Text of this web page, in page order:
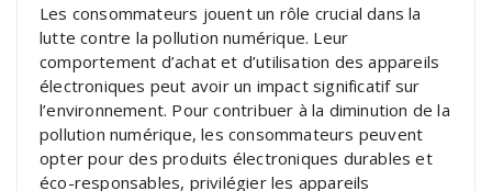
Les consommateurs jouent un rôle crucial dans la
lutte contre la pollution numérique. Leur
comportement d’achat et d’utilisation des appareils
électroniques peut avoir un impact significatif sur
l’environnement. Pour contribuer à la diminution de la
pollution numérique, les consommateurs peuvent
opter pour des produits électroniques durables et
éco-responsables, privilégier les appareils